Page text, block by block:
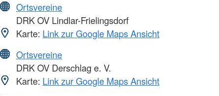
Ortsvereine
DRK OV Lindlar-Frielingsdorf
Karte: Link zur Google Maps Ansicht
Ortsvereine
DRK OV Derschlag e. V.
Karte: Link zur Google Maps Ansicht